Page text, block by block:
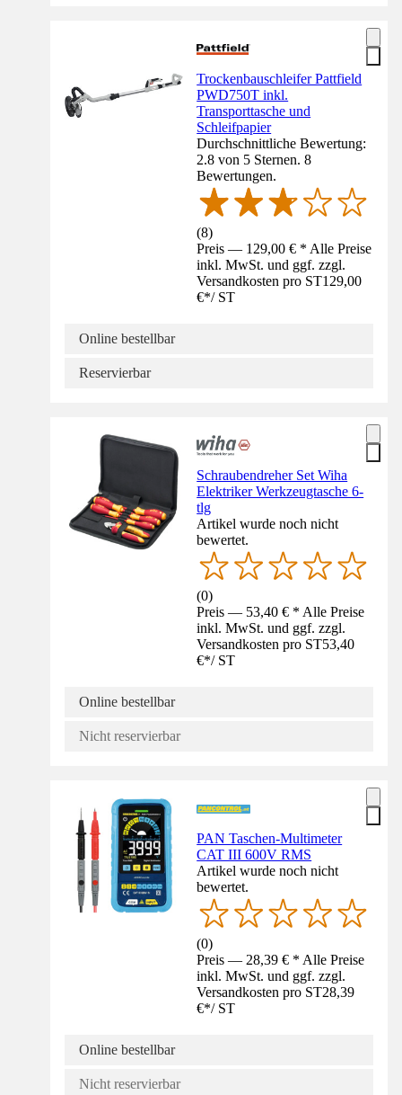
Trockenbauschleifer Pattfield
PWD750T inkl.
Transporttasche und
Schleifpapier
Durchschnittliche Bewertung:
2.8 von 5 Sternen. 8
Bewertungen.
(8)
Preis — 129,00 € * Alle Preise
inkl. MwSt. und ggf. zzgl.
Versandkosten pro ST129,00
€*/ ST
Online bestellbar
Reservierbar
Schraubendreher Set Wiha
Elektriker Werkzeugtasche 6-
tlg
Artikel wurde noch nicht
bewertet.
(0)
Preis — 53,40 € * Alle Preise
inkl. MwSt. und ggf. zzgl.
Versandkosten pro ST53,40
€*/ ST
Online bestellbar
Nicht reservierbar
PAN Taschen-Multimeter
CAT III 600V RMS
Artikel wurde noch nicht
bewertet.
(0)
Preis — 28,39 € * Alle Preise
inkl. MwSt. und ggf. zzgl.
Versandkosten pro ST28,39
€*/ ST
Online bestellbar
Nicht reservierbar